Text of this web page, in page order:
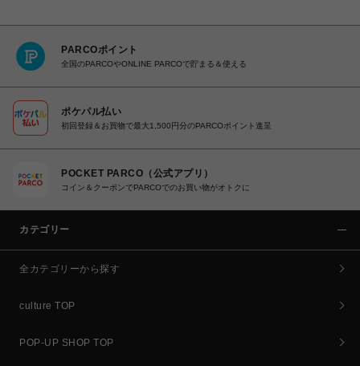
PARCOポイント
全国のPARCOやONLINE PARCOで貯まる＆使える
ポケパル払い
初回登録＆お買物で最大1,500円分のPARCOポイント進呈
POCKET PARCO（公式アプリ）
コイン＆クーポンでPARCOでのお買い物がオトクに
カテゴリー
全カテゴリーから探す
culture TOP
POP-UP SHOP TOP